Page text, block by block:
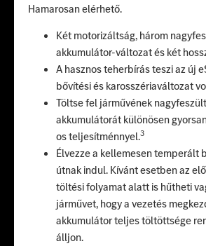
Hamarosan elérhető.
Két motorizáltság, három
akkumulátor-változat és két
A hasznos teherbírás teszi az új
bővítési és karosszériaváltozat
Töltse fel járművének
akkumulátorát különösen
osteljesítménnyel.3
Élvezze a kellemesen temperált
útnak indul. Kívánt esetben az
töltési folyamat alatt is hűtheti
járművet, hogy a vezetés
akkumulátor teljes töltöttsége
álljon.